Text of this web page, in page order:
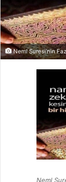
Neml Suresi’nin
Neml